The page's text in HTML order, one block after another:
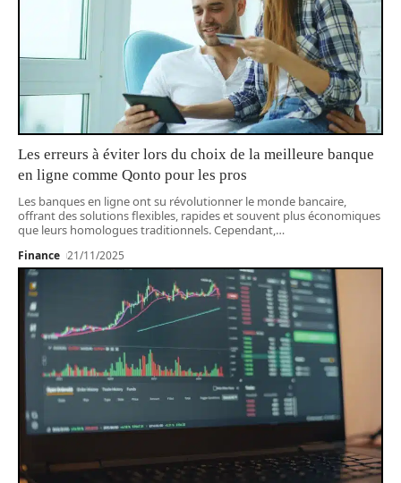
Les erreurs à éviter lors du choix de la meilleure banque
en ligne comme Qonto pour les pros
Les banques en ligne ont su révolutionner le monde bancaire,
offrant des solutions flexibles, rapides et souvent plus économiques
que leurs homologues traditionnels. Cependant, …
Finance 21/11/2025